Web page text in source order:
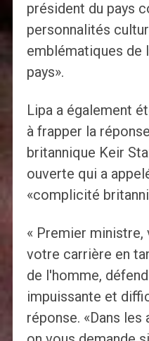
président du pays
personnalités
emblématiques de
pays».
Lipa a également
à frapper la
britannique Keir
ouverte qui a
«complicité
« Premier
votre carrière en
de l'homme,
impuissante et
réponse. «Dans les